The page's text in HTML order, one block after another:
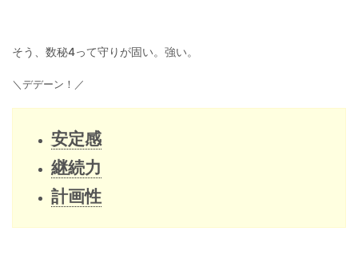
そう、数秘4って守りが固い。強い。
＼デデーン！／
安定感
継続力
計画性